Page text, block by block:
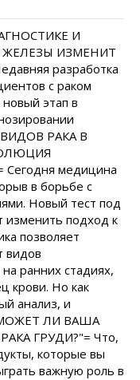
И
ИЗМЕНИТ
разработка
с раком
этап в
РАКА В
медицина
в борьбе с
Новый тест под
изменить подход к
позволяет
видов
ранних стадиях,
крови. Но как
анализ, и
"МОЖЕТ ЛИ ВАША
ГРУДИ?"= Что,
которые вы
важную роль в